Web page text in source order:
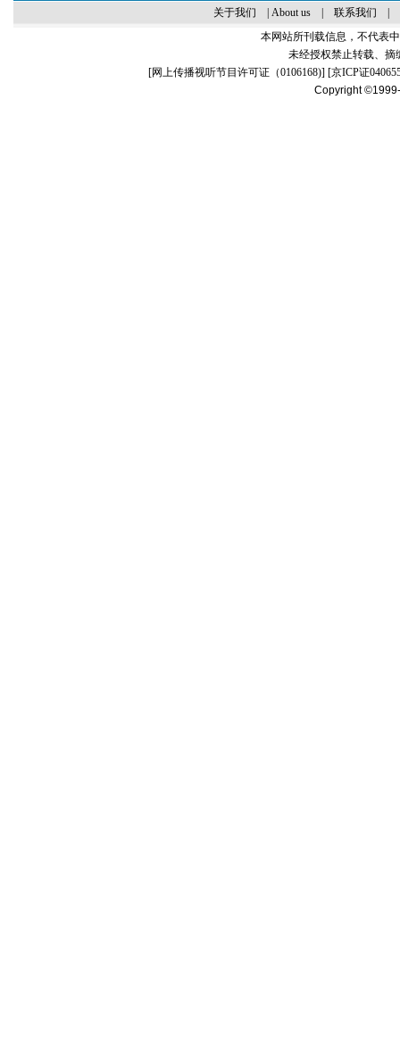
关于我们 About us| 联系我们
本网站所刊载信息，不代表
未经授权禁止转载、摘
[网上传播视听节目许可证（0106168)] [京ICP证
Copyright